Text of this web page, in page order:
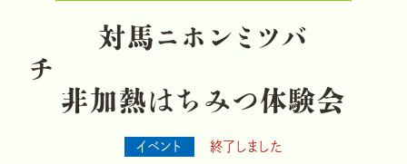
対馬 ニ ホ ン ミ ツ バ
チ
非加熱は ち みつ体験会
イベント 終了しました